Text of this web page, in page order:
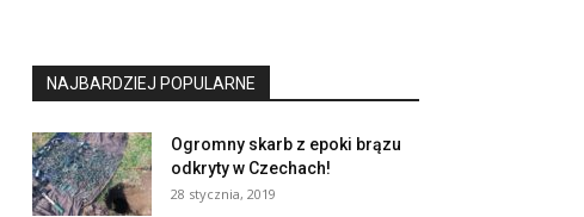
NAJBARDZIEJ POPULARNE
Ogromny skarb z epoki brązu
odkryty w Czechach!
28 stycznia, 2019